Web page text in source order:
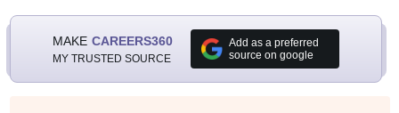
MAKE CAREERS360
MY TRUSTED SOURCE
Add as a preferred
source on google